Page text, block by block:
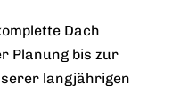
Dach
Planung bis zur
langjährigen